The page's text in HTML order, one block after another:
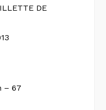
DE
– 67